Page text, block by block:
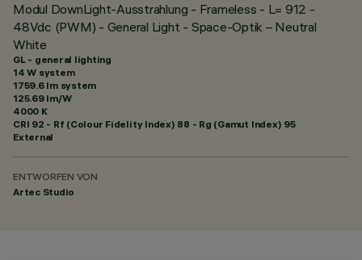
Modul DownLight-Ausstrahlung - Frameless - L= 912 -
48Vdc (PWM) - General Light - Space-Optik – Neutral
White
GL - general lighting
14 W system
1759.6 lm system
125.69 lm/W
4000 K
CRI 92 - Rf (Colour Fidelity Index) 88 - Rg (Gamut Index) 95
External
ENTWORFEN VON
Artec Studio